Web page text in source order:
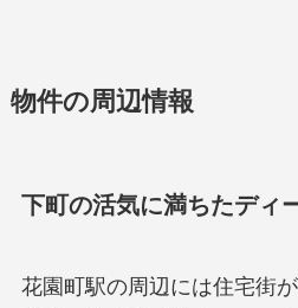
物件の周辺情報
下町の活気に満ちたディ
花園町駅の周辺には住宅街